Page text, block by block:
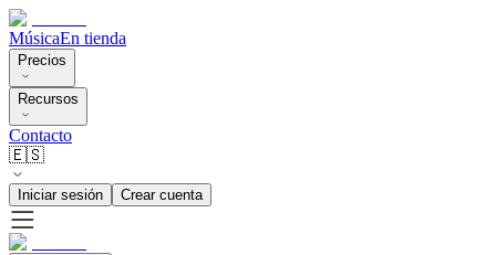
MúsicaEn tienda
Precios
Recursos
Contacto
🇪🇸
Iniciar sesión Crear cuenta